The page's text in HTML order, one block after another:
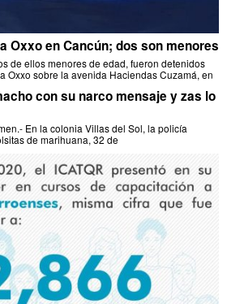
Oxxo en Cancún; dos son menores
de ellos menores de edad, fueron detenidos
Oxxo sobre la avenida Haciendas Cuzamá, en
con su narco mensaje y zas lo
En la colonia Villas del Sol, la policía
de marihuana, 32 de